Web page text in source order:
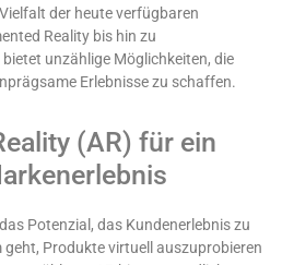
der heute verfügbaren
Reality bis hin zu
unzählige Möglichkeiten, die
Erlebnisse zu schaffen.
(AR) für ein
Potenzial, das Kundenerlebnis zu
Produkte virtuell auszuprobieren